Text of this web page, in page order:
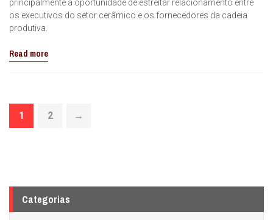
principalmente a oportunidade de estreitar relacionamento entre
os executivos do setor cerâmico e os fornecedores da cadeia
produtiva.
Read more
1 2 →
Categorias